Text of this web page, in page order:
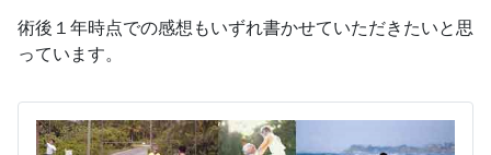
術後１年時点での感想もいずれ書かせていただきたいと思
っています。